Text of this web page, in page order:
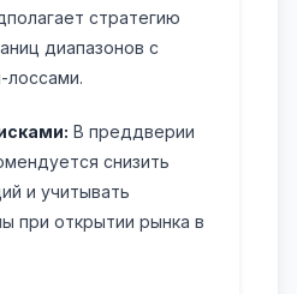
стратегию
диапазонов с
лоссами.
В преддверии
снизить
и учитывать
при открытии рынка в